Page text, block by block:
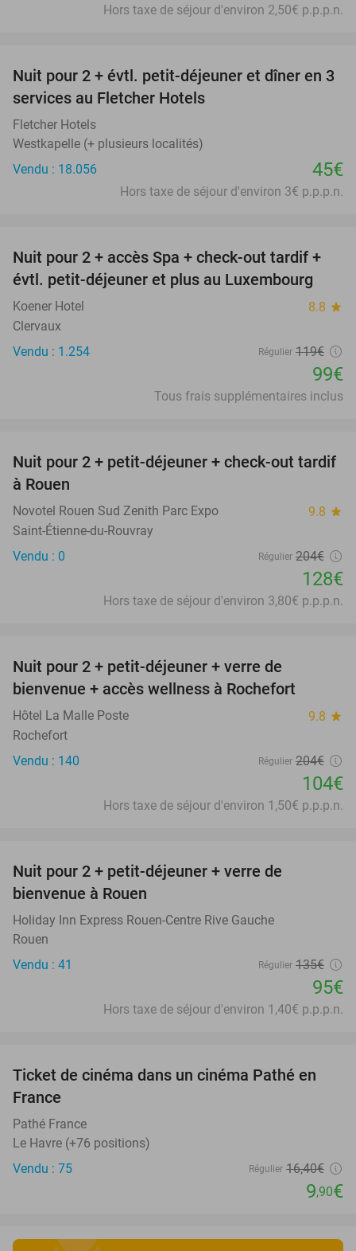
Hors taxe de séjour d'environ 2,50€ p.p.p.n.
Nuit pour 2 + évtl. petit-déjeuner et dîner en 3
services au Fletcher Hotels
Fletcher Hotels
Westkapelle (+ plusieurs localités)
Vendu : 18.056
45€
Hors taxe de séjour d'environ 3€ p.p.p.n.
17%
Nuit pour 2 + accès Spa + check-out tardif +
évtl. petit-déjeuner et plus au Luxembourg
Koener Hotel 8.8 star
Clervaux
Vendu : 1.254
Régulier 119€
99€
Tous frais supplémentaires inclus
37%
Nuit pour 2 + petit-déjeuner + check-out tardif
à Rouen
Novotel Rouen Sud Zenith Parc Expo 9.8 star
Saint-Étienne-du-Rouvray
Vendu : 0
Régulier 204€
128€
Hors taxe de séjour d'environ 3,80€ p.p.p.n.
Nuit pour 2 + petit-déjeuner + verre de
bienvenue + accès wellness à Rochefort
Hôtel La Malle Poste 9.8 star
Rochefort
Vendu : 140
Régulier 204€
104€
Hors taxe de séjour d'environ 1,50€ p.p.p.n.
Nuit pour 2 + petit-déjeuner + verre de
bienvenue à Rouen
Holiday Inn Express Rouen-Centre Rive Gauche
Rouen
Vendu : 41
Régulier 135€
95€
Hors taxe de séjour d'environ 1,40€ p.p.p.n.
40%
Ticket de cinéma dans un cinéma Pathé en
France
Pathé France
Le Havre (+76 positions)
Vendu : 75
Régulier 16,40€
9,90€